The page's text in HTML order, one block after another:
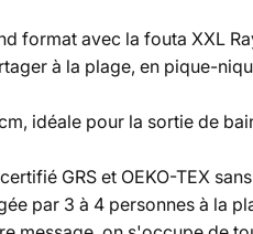
format avec la fouta XXL
à la plage, en pique-
idéale pour la sortie de
certifié GRS et OEKO-TEX
par 3 à 4 personnes à la